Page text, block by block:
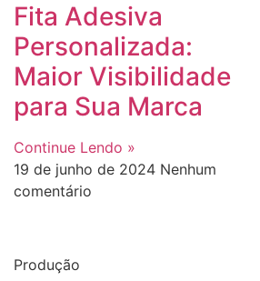
Fita Adesiva
Personalizada:
Maior Visibilidade
para Sua Marca
Continue Lendo »
19 de junho de 2024 Nenhum
comentário
Produção